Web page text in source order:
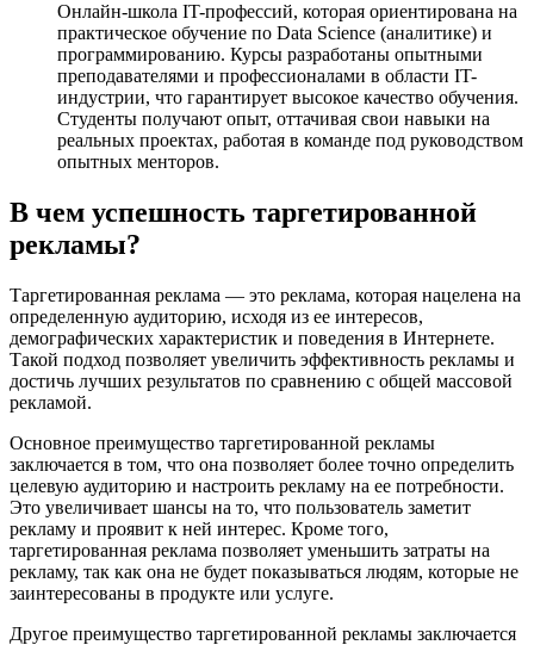
Онлайн-школа IT-профессий, которая ориентирована на
практическое обучение по Data Science (аналитике) и
программированию. Курсы разработаны опытными
преподавателями и профессионалами в области IT-
индустрии, что гарантирует высокое качество обучения.
Студенты получают опыт, оттачивая свои навыки на
реальных проектах, работая в команде под руководством
опытных менторов.
В чем успешность таргетированной
рекламы?
Таргетированная реклама — это реклама, которая нацелена на
определенную аудиторию, исходя из ее интересов,
демографических характеристик и поведения в Интернете.
Такой подход позволяет увеличить эффективность рекламы и
достичь лучших результатов по сравнению с общей массовой
рекламой.
Основное преимущество таргетированной рекламы
заключается в том, что она позволяет более точно определить
целевую аудиторию и настроить рекламу на ее потребности.
Это увеличивает шансы на то, что пользователь заметит
рекламу и проявит к ней интерес. Кроме того,
таргетированная реклама позволяет уменьшить затраты на
рекламу, так как она не будет показываться людям, которые не
заинтересованы в продукте или услуге.
Другое преимущество таргетированной рекламы заключается